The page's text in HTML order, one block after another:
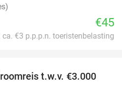
€45
ca. €3 p.p.p.n. toeristenbelasting
t.w.v. €3.000